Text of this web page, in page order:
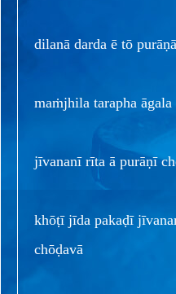
dilanā darda ē tō
maṁjhila tarapha
jīvananī rīta ā purāṇī
khōṭī jīda pakaḍī
chōḍavā